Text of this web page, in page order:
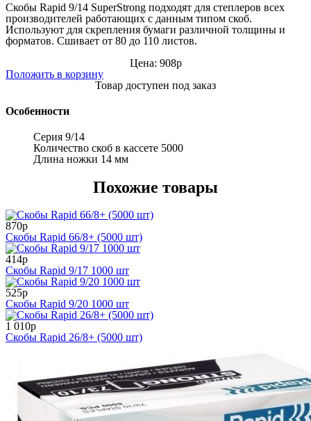
Скобы Rapid 9/14 SuperStrong подходят для степлеров всех
производителей работающих с данным типом скоб.
Используют для скрепления бумаги различной толщины и
форматов. Сшивает от 80 до 110 листов.
Цена: 908р
Положить в корзину
Товар доступен под заказ
Особенности
Серия 9/14
Количество cкоб в кассете 5000
Длина ножки 14 мм
Похожие товары
870р
Скобы Rapid 66/8+ (5000 шт)
414р
Скобы Rapid 9/17 1000 шт
525р
Скобы Rapid 9/20 1000 шт
1 010р
Скобы Rapid 26/8+ (5000 шт)